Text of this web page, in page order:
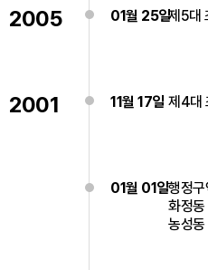
2005 01월 25일제5대
2001 11월 17일 제4대
01월 01일행정
화정
농성